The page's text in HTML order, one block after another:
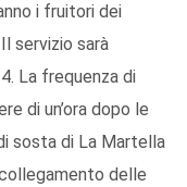
i fruitori dei
servizio sarà
La frequenza di
di un’ora dopo le
sosta di La Martella
delle